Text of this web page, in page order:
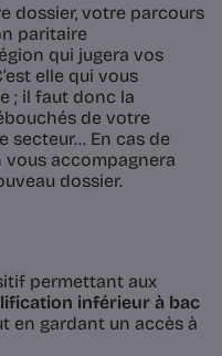
dossier, votre parcours
paritaire
qui jugera vos
elle qui vous
; il faut donc la
de votre
secteur… En cas de
vous accompagnera
dossier.
permettant aux
inférieur à bac
en gardant un accès à